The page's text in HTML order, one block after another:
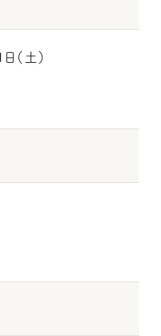
（土）